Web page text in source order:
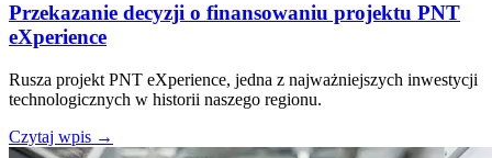
Przekazanie decyzji o finansowaniu projektu PNT
eXperience
Rusza projekt PNT eXperience, jedna z najważniejszych inwestycji
technologicznych w historii naszego regionu.
Czytaj wpis →